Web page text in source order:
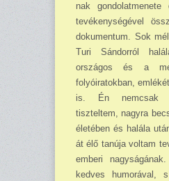
nak
tevékenységével
dokumentum. Sok
Turi Sándorról
országos és a
folyóira­tokban,
is. Én nemcsak
tiszteltem, nagyra
életében és halála
át élő tanúja voltam
emberi
kedves humorával,